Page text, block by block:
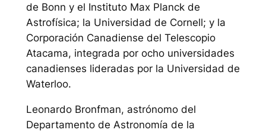
de Bonn y el Instituto Max Planck de
Astrofísica; la Universidad de Cornell; y la
Corporación Canadiense del Telescopio
Atacama, integrada por ocho universidades
canadienses lideradas por la Universidad de
Waterloo.
Leonardo Bronfman, astrónomo del
Departamento de Astronomía de la